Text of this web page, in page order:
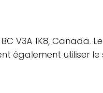
V3A 1K8, Canada.
également utiliser